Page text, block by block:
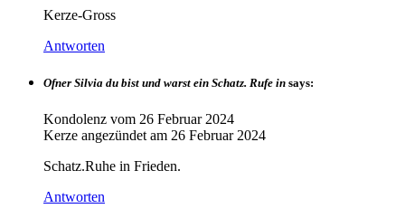
Kerze-Gross
Antworten
Ofner Silvia du bist und warst ein Schatz. Rufe in says:
Kondolenz vom 26 Februar 2024
Kerze angezündet am 26 Februar 2024
Schatz.Ruhe in Frieden.
Antworten